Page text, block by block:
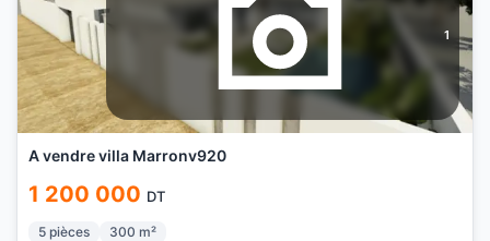
1
A vendre villa Marronv920
1 200 000 DT
5 pièces 300 m²